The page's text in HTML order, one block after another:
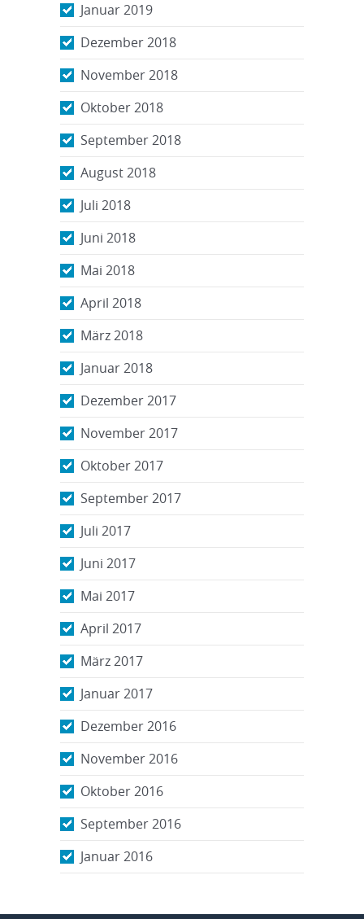
Januar 2019
Dezember 2018
November 2018
Oktober 2018
September 2018
August 2018
Juli 2018
Juni 2018
Mai 2018
April 2018
März 2018
Januar 2018
Dezember 2017
November 2017
Oktober 2017
September 2017
Juli 2017
Juni 2017
Mai 2017
April 2017
März 2017
Januar 2017
Dezember 2016
November 2016
Oktober 2016
September 2016
Januar 2016